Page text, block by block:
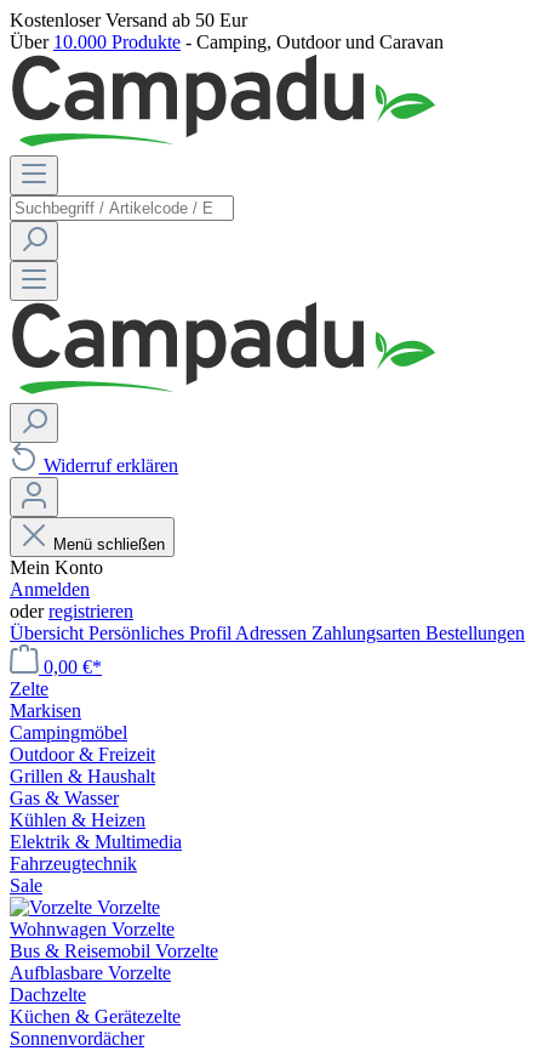
Kostenloser Versand ab 50 Eur
Über 10.000 Produkte - Camping, Outdoor und Caravan
Widerruf erklären
Menü schließen
Mein Konto
Anmelden
oderregistrieren
Übersicht Persönliches Profil Adressen Zahlungsarten Bestellungen
0,00 €*
Zelte
Markisen
Campingmöbel
Outdoor & Freizeit
Grillen & Haushalt
Gas & Wasser
Kühlen & Heizen
Elektrik & Multimedia
Fahrzeugtechnik
Sale
Vorzelte
Wohnwagen Vorzelte
Bus & Reisemobil Vorzelte
Aufblasbare Vorzelte
Dachzelte
Küchen & Gerätezelte
Sonnenvordächer